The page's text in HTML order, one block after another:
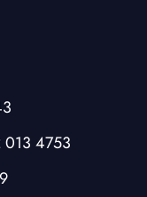
013 4753